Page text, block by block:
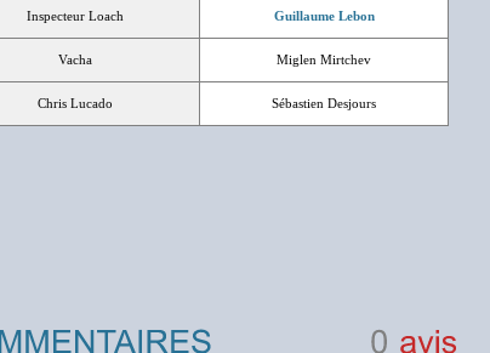
Inspecteur Loach Guillaume Lebon
Vacha Miglen Mirtchev
Chris Lucado Sébastien Desjours